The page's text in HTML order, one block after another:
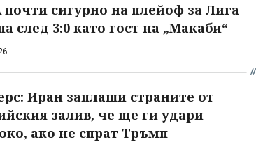
сигурно на плейоф за Лига
след 3:0 като гост на „Макаби“
Иран заплаши страните от
залив, че ще ги удари
ако не спрат Тръмп